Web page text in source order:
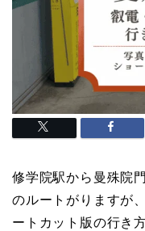
修学院駅から曼殊院
のルートがりますが
ートカット版の行き